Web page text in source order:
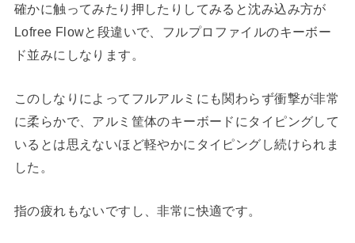
確かに触ってみたり押したりしてみると沈み込み方が
Lofree Flowと段違いで、フルプロファイルのキーボー
ド並みにしなります。
このしなりによってフルアルミにも関わらず衝撃が非常
に柔らかで、アルミ筐体のキーボードにタイピングして
いるとは思えないほど軽やかにタイピングし続けられま
した。
指の疲れもないですし、非常に快適です。